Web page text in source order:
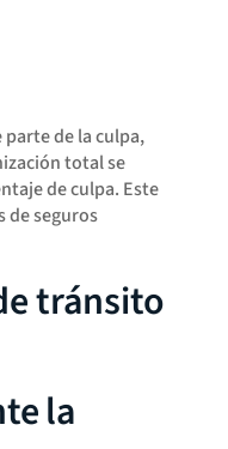
de la culpa,
total se
de culpa. Este
de seguros
tránsito
la